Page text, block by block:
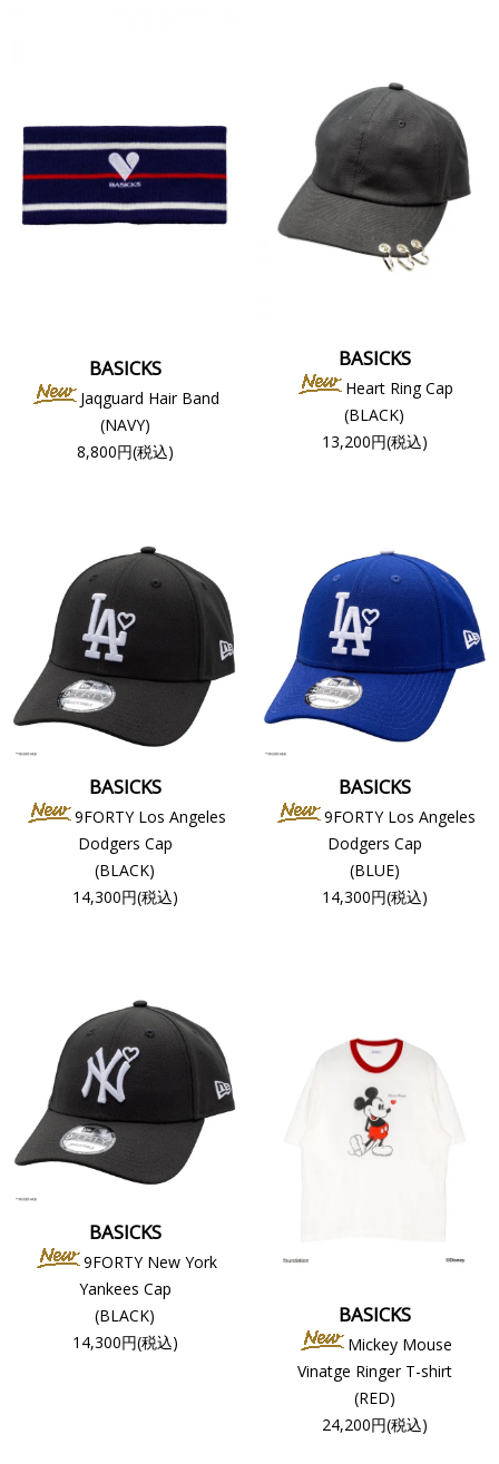
BASICKS
Jaqguard Hair Band
(NAVY)
8,800円(税込)
BASICKS
Heart Ring Cap
(BLACK)
13,200円(税込)
BASICKS
9FORTY Los Angeles
Dodgers Cap
(BLACK)
14,300円(税込)
BASICKS
9FORTY Los Angeles
Dodgers Cap
(BLUE)
14,300円(税込)
BASICKS
9FORTY New York
Yankees Cap
(BLACK)
14,300円(税込)
BASICKS
Mickey Mouse
Vinatge Ringer T-shirt
(RED)
24,200円(税込)